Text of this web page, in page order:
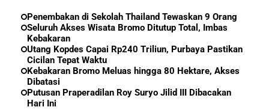
Penembakan di Sekolah Thailand Tewaskan 9 Orang
Seluruh Akses Wisata Bromo Ditutup Total, Imbas
Kebakaran
Utang Kopdes Capai Rp240 Triliun, Purbaya Pastikan
Cicilan Tepat Waktu
Kebakaran Bromo Meluas hingga 80 Hektare, Akses
Dibatasi
Putusan Praperadilan Roy Suryo Jilid III Dibacakan
Hari Ini